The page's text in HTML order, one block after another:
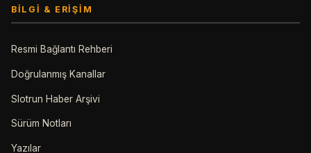
BILGI & ERIŞIM
Resmi Bağlantı Rehberi
Doğrulanmış Kanallar
Slotrun Haber Arşivi
Sürüm Notları
Yazılar